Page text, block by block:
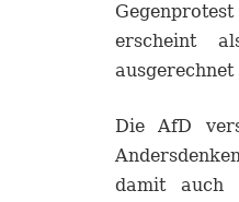
erscheint
Die AfD
damit auch